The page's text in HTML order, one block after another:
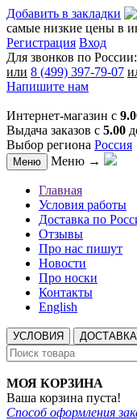
Добавить в закладки
самые низкие цены в
Регистрация Вход
Для звонков по России:
или 8 (499) 397-79-07
Напишите нам
Интернет-магазин с
Выдача заказов с 5.00
Выбор региона Россия
Меню Меню →
Главная
Условия работы
Доставка по
Отзывы
Про нас пишут
Новости
Про носки
Контакты
English
УСЛОВИЯ ДОСТАВКА
МОЯ КОРЗИНА
Ваша корзина пуста!
Способ оформления